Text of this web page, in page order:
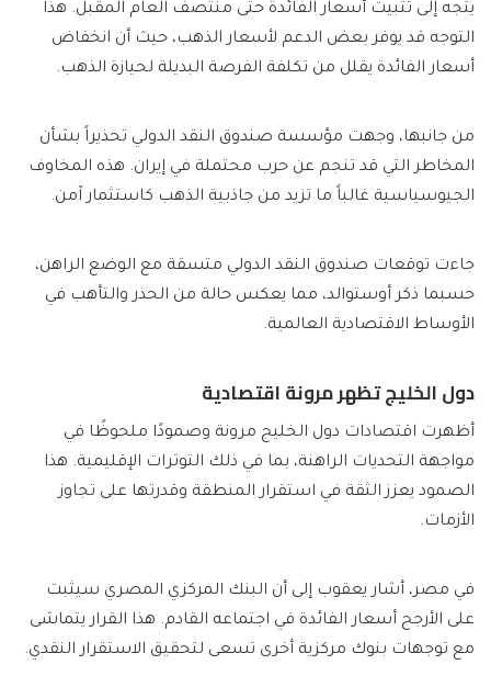
يتجه إلى تثبيت أسعار الفائدة حتى منتصف العام المقبل. هذا
التوجه قد يوفر بعض الدعم لأسعار الذهب، حيث أن انخفاض
أسعار الفائدة يقلل من تكلفة الفرصة البديلة لحيازة الذهب.
من جانبها، وجهت مؤسسة صندوق النقد الدولي تحذيراً بشأن
المخاطر التي قد تنجم عن حرب محتملة في إيران. هذه المخاوف
الجيوسياسية غالباً ما تزيد من جاذبية الذهب كاستثمار آمن.
جاءت توقعات صندوق النقد الدولي متسقة مع الوضع الراهن،
حسبما ذكر أوستوالد، مما يعكس حالة من الحذر والتأهب في
الأوساط الاقتصادية العالمية.
دول الخليج تظهر مرونة اقتصادية
أظهرت اقتصادات دول الخليج مرونة وصمودًا ملحوظًا في
مواجهة التحديات الراهنة، بما في ذلك التوترات الإقليمية. هذا
الصمود يعزز الثقة في استقرار المنطقة وقدرتها على تجاوز
الأزمات.
في مصر، أشار يعقوب إلى أن البنك المركزي المصري سيثبت
على الأرجح أسعار الفائدة في اجتماعه القادم. هذا القرار يتماشى
مع توجهات بنوك مركزية أخرى تسعى لتحقيق الاستقرار النقدي.